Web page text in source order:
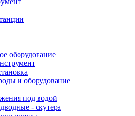
оборудование
и оборудование
под водой
- скутера